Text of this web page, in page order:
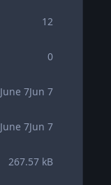
12
0
June 7Jun 7
June 7Jun 7
267.57 kB